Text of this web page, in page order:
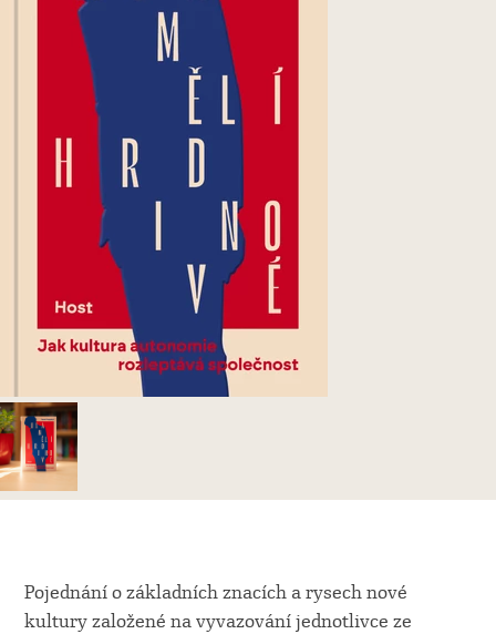
Pojednání o základních znacích a rysech nové
kultury založené na vyvazování jednotlivce ze